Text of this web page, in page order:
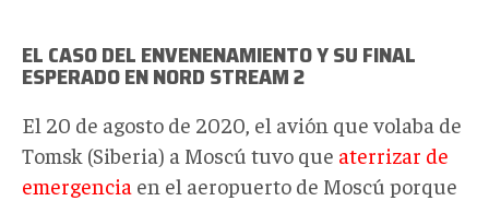
EL CASO DEL ENVENENAMIENTO Y SU FINAL
ESPERADO EN NORD STREAM 2
El 20 de agosto de 2020, el avión que volaba de
Tomsk (Siberia) a Moscú tuvo que aterrizar de
emergencia en el aeropuerto de Moscú porque